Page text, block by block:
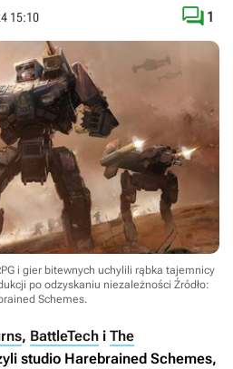
15:10  1
i gier bitewnych uchylili rąbka tajemnicy
po odzyskaniu niezależności Źródło:
Schemes.
, BattleTech i The
studio Harebrained Schemes,